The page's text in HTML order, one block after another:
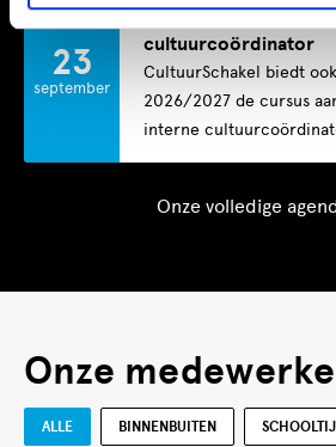
Icc-cursus: word
cultuurcoördinator
CultuurSchakel biedt
2026/2027 de cursus
interne
23
september
Onze volledige
Onze
ALLE BINNENBUITEN